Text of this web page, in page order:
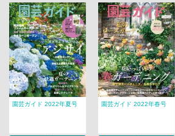
園芸ガイド 2022年夏号 園芸ガイド 2022年春号